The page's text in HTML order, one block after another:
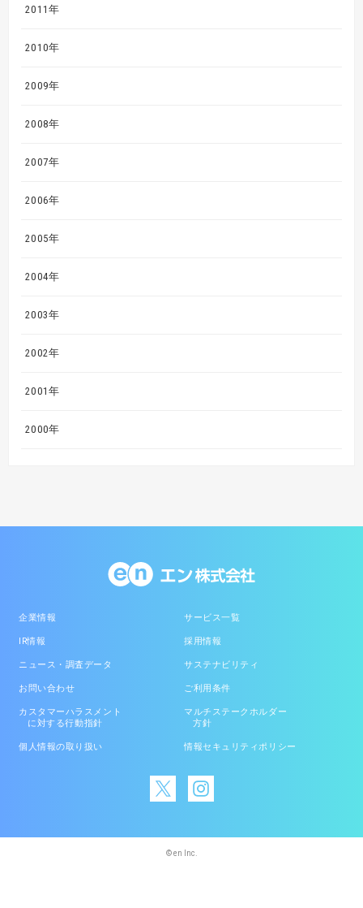
2011年
2010年
2009年
2008年
2007年
2006年
2005年
2004年
2003年
2002年
2001年
2000年
企業情報 サービス一覧
IR情報 採用情報
ニュース・調査データ サステナビリティ
お問い合わせ ご利用条件
カスタマーハラスメント
に対する行動指針
マルチステークホルダー
方針
個人情報の取り扱い 情報セキュリティポリシー
© en Inc.